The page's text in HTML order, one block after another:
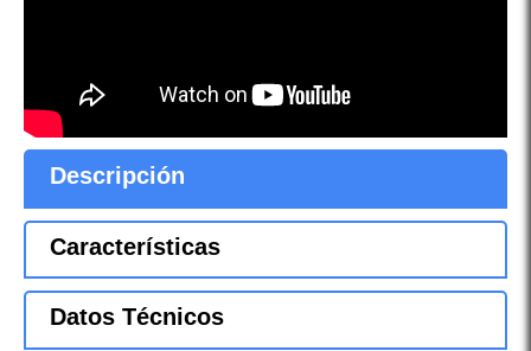
Descripción
Características
Datos Técnicos